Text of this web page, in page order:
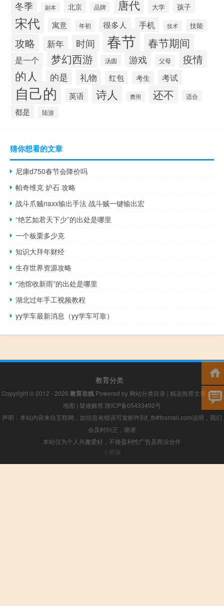
冬季 副本 北京 品牌 唐代 大学 孩子
宋代 寓意 年初 很多人 手机 技术 技能
攻略 新年 时间 春节 春节期间
是一个 梦幻西游 汤圆 游戏 父母 疫情
的人 的是 礼物 红包 考生 考试
自己的 英语 诗人 费用 还不 适合
都是 陆游
猜你想看的文章
尼康d750春节会降价吗
帕奇维克 炉石 攻略
战斗爪贼naxx输出手法 战斗贼一键输出宏
“绝艺如君天下少”的出处是哪里
一个板栗多少克
知识大拜年财经
生存世界资源攻略
“池馆收新雨”的出处是哪里
湖北过年手工视频教程
yy学车最新消息（yy学车可靠）
教育分类
Copyright © 2012 - 2026 教育在线 Powered by 网站分类目录 | 精选推荐文章 |网站
地图 | 疑难解答 陕ICP备05433492号
声明：本站内容来自互联网，如信息有错误可发邮件到f_fb#foxmail.com说明，我们
会及时纠正，谢谢
本站仅为个人兴趣爱好，不接盈利性广告及商业合作
小男孩